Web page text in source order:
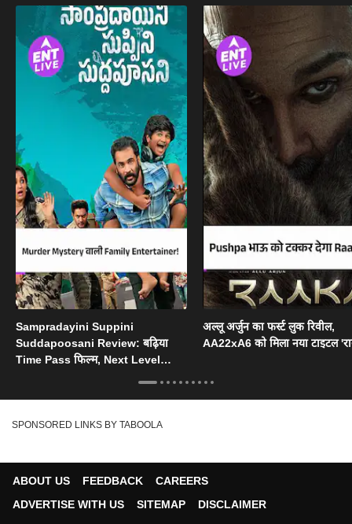
Sampradayini Suppini
Suddapoosani Review: बढ़िया
Time Pass फिल्म, Next Level
अल्लू अर्जुन का फर्स्ट लुक रिवील,
AA22xA6 को म‍िला नया टाइटल
SPONSORED LINKS BY TABOOLA
ABOUT US FEEDBACK
CAREERS
ADVERTISE WITH US
SITEMAP
DISCLAIMER